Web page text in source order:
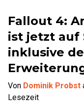
Fallout 4:
ist jetzt auf
inklusive
Von Dominik Probst
Lesezeit